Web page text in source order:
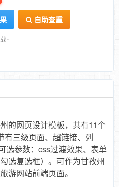
自助查重
~
的网页设计模板，共有11个
有三级页面、超链接、列
选参数：css过渡效果、表单
选复选框）。可作为甘孜州
游网站前端页面。